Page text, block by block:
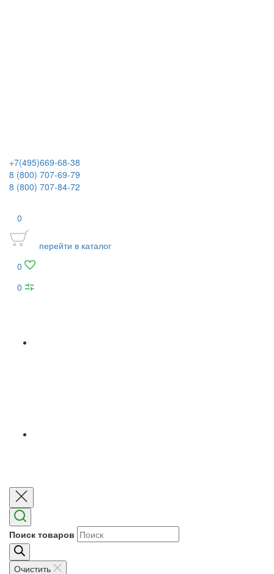
+7(495)669-68-38
8 (800) 707-69-79
8 (800) 707-84-72
0
перейти в каталог
0
0
Поиск товаров
Очистить